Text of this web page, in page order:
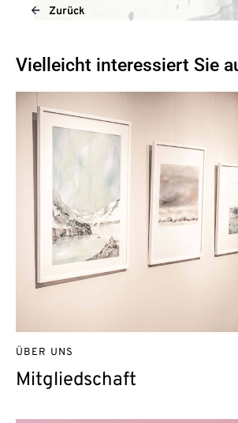
Zurück
Vielleicht interessiert Sie
Mitgliedschaft
ÜBER UNS